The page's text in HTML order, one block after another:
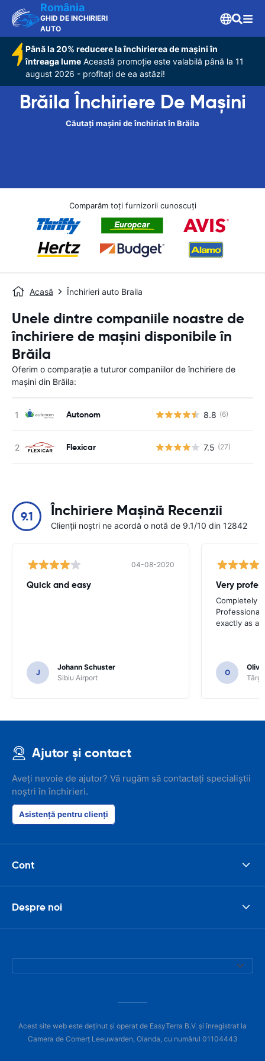
România
GHID DE INCHIRIERI
AUTO
Până la 20% reducere la închirierea de mașini în
întreaga lume Această promoție este valabilă până la 11
august 2026 - profitați de ea astăzi!
Brăila Închiriere De Maşini
Căutați mașini de închiriat în Brăila
Comparăm toți furnizorii cunoscuți
Acasă Închirieri auto Braila
Unele dintre companiile noastre de
închiriere de mașini disponibile în
Brăila
Oferim o comparație a tuturor companiilor de închiriere de
mașini din Brăila:
Autonom 8.8 (6)
Flexicar 7.5 (27)
9.1 Închiriere Mașină Recenzii
Clienții noștri ne acordă o notă de 9.1/10 din 12842
04-08-2020
Quick and easy
J
Johann Schuster
Sibiu Airport
Completely
exactly as
O
Ajutor și contact
Aveți nevoie de ajutor? Vă rugăm să contactați specialiștii
noștri în închirieri.
Asistență pentru clienți
Cont
Despre noi
Acest site web este deținut și operat de EasyTerra B.V. și înregistrat la
Camera de Comerț Leeuwarden, Olanda, cu numărul 01104443